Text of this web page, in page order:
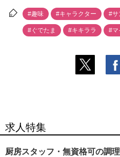
#趣味 #キャラクター #サ
#ぐでたま #キキララ #マ
求人特集
厨房スタッフ・無資格可の調